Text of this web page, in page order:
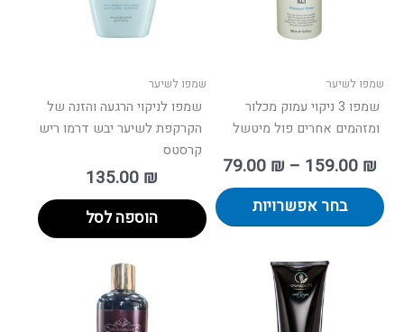
שמפו לשיער
שמפו 3 ניקוי עמוק מכלור
ומזהמים אחרים פול מיטשל
79.00 ₪ – 159.00 ₪
בחר אפשרויות
בעמוד
שמפו לשיער
שמפו לניקוי הרגעה והזנה של
הקרקפת לשיער יבש דרמו ריש
קרסטס
135.00 ₪
הוספה לסל